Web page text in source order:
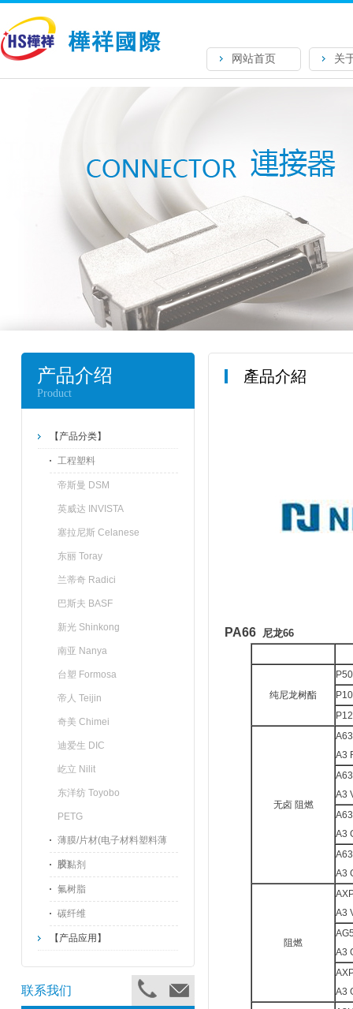
网站首页 关
产品介绍
Product
【产品分类】
工程塑料
帝斯曼 DSM
英威达 INVISTA
塞拉尼斯 Celanese
东丽 Toray
兰蒂奇 Radici
巴斯夫 BASF
新光 Shinkong
南亚 Nanya
台塑 Formosa
帝人 Teijin
奇美 Chimei
迪爱生 DIC
屹立 Nilit
东洋纺 Toyobo
PETG
薄膜/片材(电子材料塑料薄
膜)
胶黏剂
氟树脂
碳纤维
【产品应用】
联系我们
產品介紹
PA66 尼龙66
纯尼龙树酯
无卤 阻燃
A3
A3
A3
A3
阻燃
A3
A3
A3